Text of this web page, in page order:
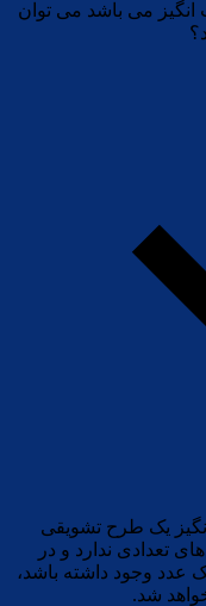
انگیز می باشد می توان
یک طرح تشویقی
تعدادی ندارد و در
عدد وجود داشته باشد،
شد.